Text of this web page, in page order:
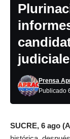
Publicado
Prensa
SUCRE, 6 ago